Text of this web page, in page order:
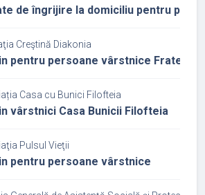
de îngrijire la domiciliu pentru
Creştină Diakonia
pentru persoane vârstnice Fratele
Casa cu Bunici Filofteia
vârstnici Casa Bunicii Filofteia
Pulsul Vieţii
pentru persoane vârstnice